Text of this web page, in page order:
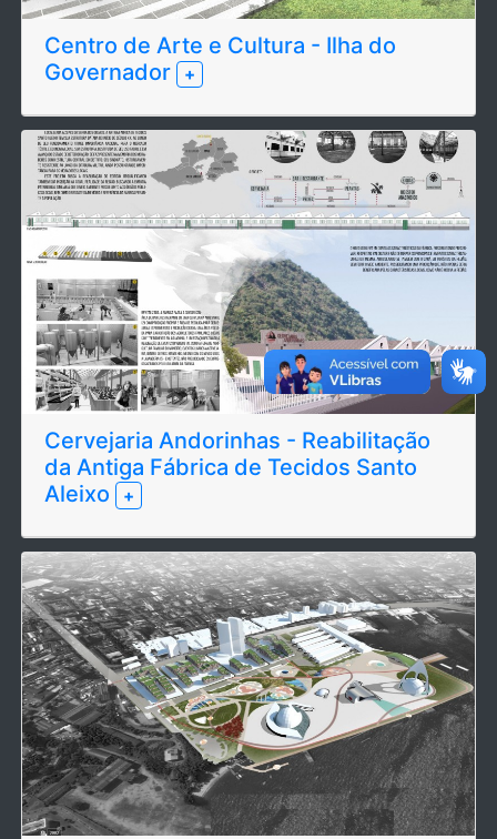
Centro de Arte e Cultura - Ilha do
Governador
+
Cervejaria Andorinhas - Reabilitação
da Antiga Fábrica de Tecidos Santo
Aleixo
+